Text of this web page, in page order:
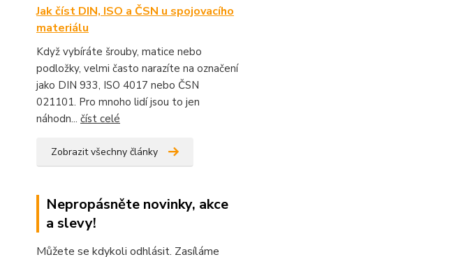
Jak číst DIN, ISO a ČSN u spojovacího
materiálu
Když vybíráte šrouby, matice nebo
podložky, velmi často narazíte na označení
jako DIN 933, ISO 4017 nebo ČSN
021101. Pro mnoho lidí jsou to jen
náhodn... číst celé
Zobrazit všechny články
Nepropásněte novinky, akce
a slevy!
Můžete se kdykoli odhlásit. Zasíláme